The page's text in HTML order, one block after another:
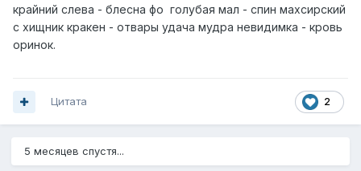
крайний слева - блесна фо голубая мал - спин махсирский
с хищник кракен - отвары удача мудра невидимка - кровь
оринок.
2
Цитата
5 месяцев спустя...